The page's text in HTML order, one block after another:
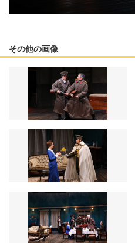
その他の画像